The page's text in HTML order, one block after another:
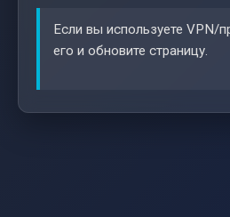
Если вы используете VPN/
его и обновите страницу.